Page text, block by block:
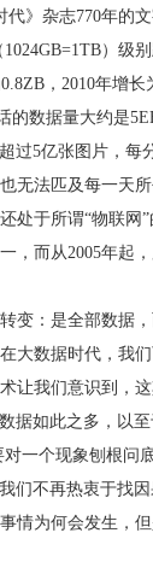
代》杂志770年
）级
，2010年增
的数据量大约是
过5亿张图片，
无法匹及每一天
处于所谓“物联
，而从2005年起
变：是全部数据
大数据时代，我
让我们意识到，
据如此之多，以
一个现象刨根问
们不再热衷于找
情为何会发生，